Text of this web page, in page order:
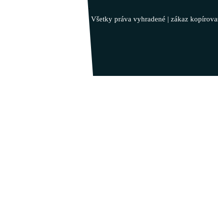
Inšpiruj svojim životom …
© 2023 - Vladimír Takáč - Všetky práva vyhradené | zákaz